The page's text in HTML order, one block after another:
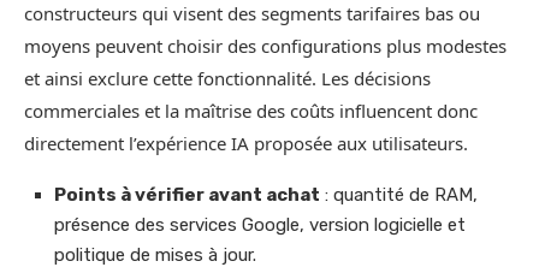
constructeurs qui visent des segments tarifaires bas ou
moyens peuvent choisir des configurations plus modestes
et ainsi exclure cette fonctionnalité. Les décisions
commerciales et la maîtrise des coûts influencent donc
directement l’expérience IA proposée aux utilisateurs.
Points à vérifier avant achat : quantité de RAM,
présence des services Google, version logicielle et
politique de mises à jour.